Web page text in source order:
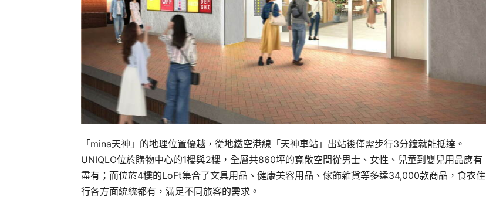
「mina天神」的地理位置優越，從地鐵空港線「天神車站」出站後僅需步行3分鐘就能抵達。
UNIQLO位於購物中心的1樓與2樓，全層共860坪的寬敞空間從男士、女性、兒童到嬰兒用品應有
盡有；而位於4樓的LoFt集合了文具用品、健康美容用品、傢飾雜貨等多達34,000款商品，食衣住
行各方面統統都有，滿足不同旅客的需求。